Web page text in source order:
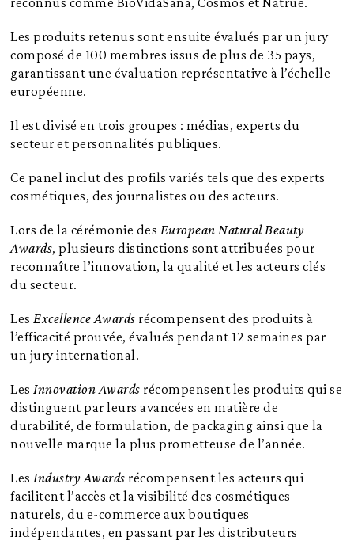
Les produits retenus sont ensuite évalués par un jury
composé de 100 membres issus de plus de 35 pays,
garantissant une évaluation représentative à l’échelle
européenne.
Il est divisé en trois groupes : médias, experts du
secteur et personnalités publiques.
Ce panel inclut des profils variés tels que des experts
cosmétiques, des journalistes ou des acteurs.
Lors de la cérémonie des European Natural Beauty
Awards, plusieurs distinctions sont attribuées pour
reconnaître l’innovation, la qualité et les acteurs clés
du secteur.
Les Excellence Awards récompensent des produits à
l’efficacité prouvée, évalués pendant 12 semaines par
un jury international.
Les Innovation Awards récompensent les produits qui se
distinguent par leurs avancées en matière de
durabilité, de formulation, de packaging ainsi que la
nouvelle marque la plus prometteuse de l’année.
Les Industry Awards récompensent les acteurs qui
facilitent l’accès et la visibilité des cosmétiques
naturels, du e-commerce aux boutiques
indépendantes, en passant par les distributeurs